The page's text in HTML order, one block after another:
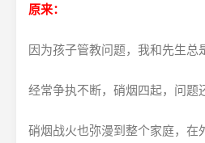
原来：
因为孩子管教问题，我和先生总
经常争执不断，硝烟四起，问题
硝烟战火也弥漫到整个家庭，在